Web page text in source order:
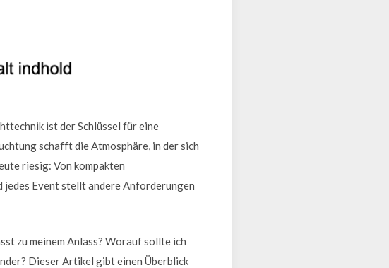
ist der Schlüssel für eine
schafft die Atmosphäre, in der sich
riesig: Von kompakten
jedes Event stellt andere Anforderungen
zu meinem Anlass? Worauf sollte ich
Dieser Artikel gibt einen Überblick